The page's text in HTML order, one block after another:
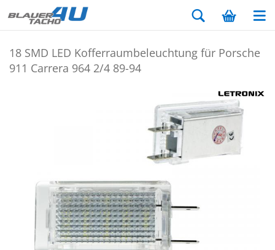
18 SMD LED Kof­fer­raum­be­leuch­tung für Por­sche
911 Car­re­ra 964 2/4 89-94